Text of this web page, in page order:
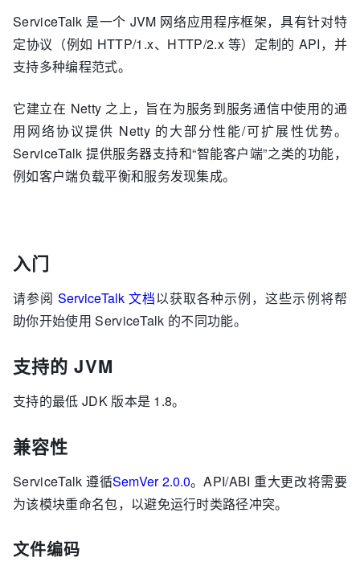
ServiceTalk 是一个 JVM 网络应用程序框架，具有针对特
定协议（例如 HTTP/1.x、HTTP/2.x 等）定制的 API，并
支持多种编程范式。
它建立在 Netty 之上，旨在为服务到服务通信中使用的通
用网络协议提供 Netty 的大部分性能/可扩展性优势。
ServiceTalk 提供服务器支持和“智能客户端”之类的功能，
例如客户端负载平衡和服务发现集成。
入门
请参阅ServiceTalk 文档以获取各种示例，这些示例将帮
助你开始使用 ServiceTalk 的不同功能。
支持的 JVM
支持的最低 JDK 版本是 1.8。
兼容性
ServiceTalk 遵循SemVer 2.0.0。API/ABI 重大更改将需要
为该模块重命名包，以避免运行时类路径冲突。
文件编码